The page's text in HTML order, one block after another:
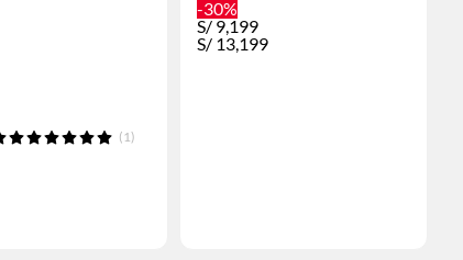
(1)
-30%
S/ 9,199
S/ 13,199